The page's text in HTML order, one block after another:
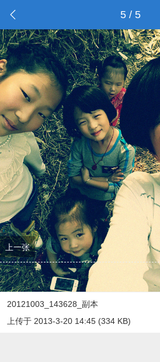
5 / 5
上一张
20121003_143628_副本
上传于 2013-3-20 14:45 (334 KB)